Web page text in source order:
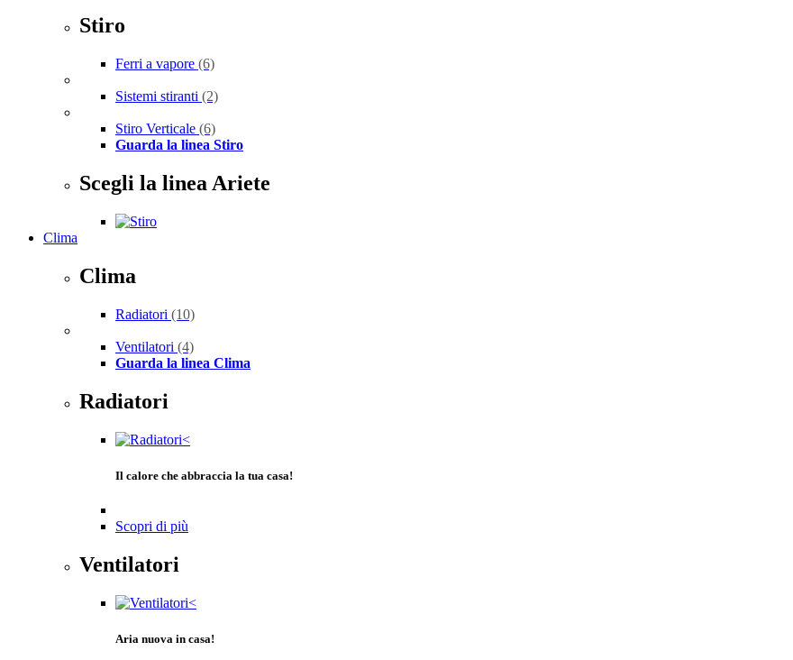
Stiro
Ferri a vapore (6)
Sistemi stiranti (2)
Stiro Verticale (6)
Guarda la linea Stiro
Scegli la linea Ariete
Clima
Clima
Radiatori (10)
Ventilatori (4)
Guarda la linea Clima
Radiatori
Il calore che abbraccia la tua casa!
Scopri di più
Ventilatori
Aria nuova in casa!